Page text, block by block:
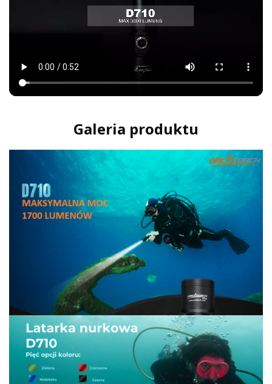
Galeria produktu